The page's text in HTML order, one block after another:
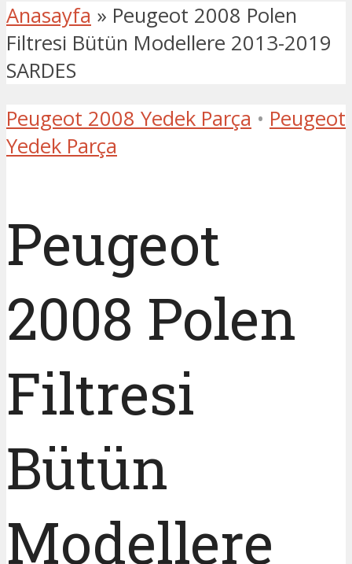
Anasayfa » Peugeot 2008 Polen
Filtresi Bütün Modellere 2013-2019
SARDES
Peugeot 2008 Yedek Parça • Peugeot
Yedek Parça
Peugeot
2008 Polen
Filtresi
Bütün
Modellere